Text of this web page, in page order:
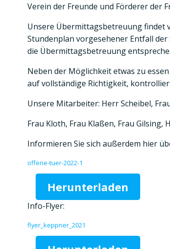
Verein der Freunde und Förderer der
Unsere Übermittagsbetreuung findet
Stundenplan vorgesehener Entfall
die Übermittagsbetreuung
Neben der Möglichkeit etwas zu
auf vollständige Richtigkeit,
Unsere Mitarbeiter: Herr Scheibel,
Frau Kloth, Frau Klaßen, Frau Gilsing,
Informieren Sie sich außerdem hier
offene-tuer-2022-1
Herunterladen
Info-Flyer:
flyer_keppner_2021